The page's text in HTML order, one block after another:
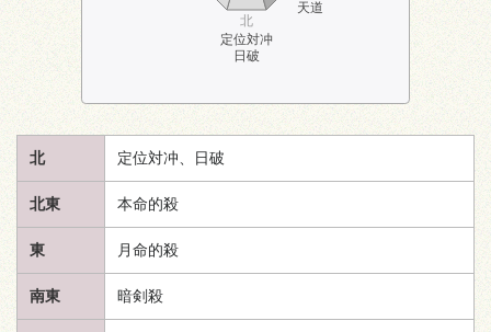
定位対冲
日破
天道
北
北 定位対冲、日破
北東 本命的殺
東 月命的殺
南東 暗剣殺